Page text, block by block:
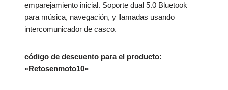
emparejamiento inicial. Soporte dual 5.0 Bluetook
para música, navegación, y llamadas usando
intercomunicador de casco.
código de descuento para el producto:
«Retosenmoto10»